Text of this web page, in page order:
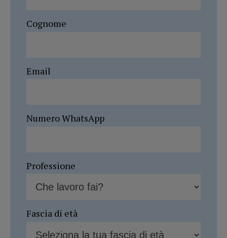
Cognome
Email
Numero WhatsApp
Professione
Fascia di età